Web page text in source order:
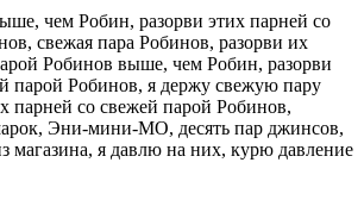
чем Робин, разорви этих парней со
свежая пара Робинов, разорви их
Робинов выше, чем Робин, разорви
парой Робинов, я держу свежую пару
парней со свежей парой Робинов,
Эни-мини-МО, десять пар джинсов,
магазина, я давлю на них, курю давление